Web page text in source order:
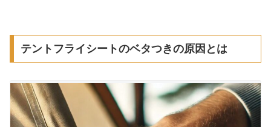
テントフライシートのベタつきの原因とは